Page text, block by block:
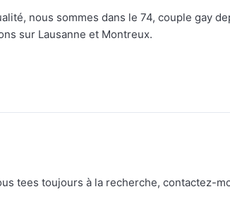
nous sommes dans le 74, couple gay
sur Lausanne et Montreux.
tees toujours à la recherche, contactez-